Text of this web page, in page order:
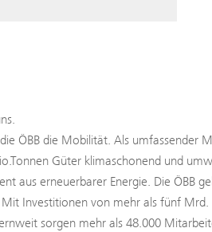
ÖBB die Mobilität. Als umfassender
Güter klimaschonend und
aus erneuerbarer Energie. Die ÖBB
Investitionen von mehr als fünf
sorgen mehr als 48.000